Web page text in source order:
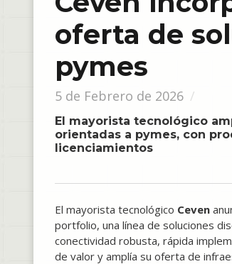
oferta de
pymes
5 de Febrero de 2026
El mayorista tecnológico
orientadas a pymes, con
licenciamientos
El mayorista tecnológico Ceven
portfolio, una línea de soluciones
conectividad robusta, rápida
de valor y amplía su oferta de